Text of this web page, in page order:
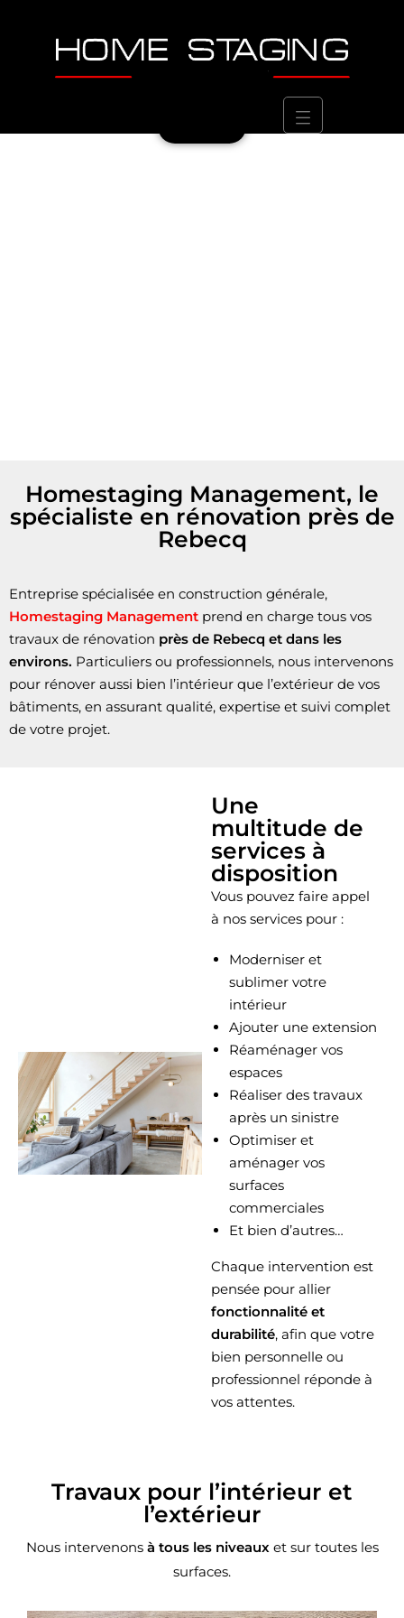
CONTACTEZ-NOUS AU
Homestaging Management, le
spécialiste en rénovation près de
Rebecq
Entreprise spécialisée en construction générale,
Homestaging Management prend en charge tous vos
travaux de rénovation près de Rebecq et dans les
environs. Particuliers ou professionnels, nous intervenons
pour rénover aussi bien l’intérieur que l’extérieur de vos
bâtiments, en assurant qualité, expertise et suivi complet
de votre projet.
Une
multitude de
services à
disposition
Vous pouvez faire appel
à nos services pour :
Moderniser et
sublimer votre
intérieur
Ajouter une extension
Réaménager vos
espaces
Réaliser des travaux
après un sinistre
Optimiser et
aménager vos
surfaces
commerciales
Et bien d’autres…
Chaque intervention est
pensée pour allier
fonctionnalité et
durabilité, afin que votre
bien personnelle ou
professionnel réponde à
vos attentes.
Travaux pour l’intérieur et
l’extérieur
Nous intervenons à tous les niveauxet sur toutes les
surfaces.